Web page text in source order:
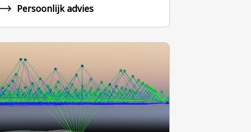
Persoonlijk advies